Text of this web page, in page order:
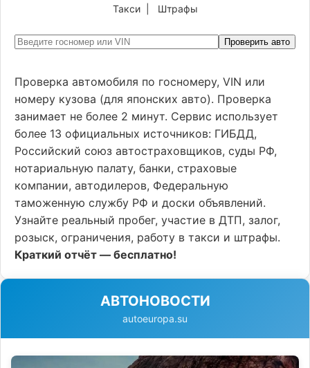
Такси| Штрафы
Проверить авто
Проверка автомобиля по госномеру, VIN или
номеру кузова (для японских авто). Проверка
занимает не более 2 минут. Сервис использует
более 13 официальных источников: ГИБДД,
Российский союз автостраховщиков, суды РФ,
нотариальную палату, банки, страховые
компании, автодилеров, Федеральную
таможенную службу РФ и доски объявлений.
Узнайте реальный пробег, участие в ДТП, залог,
розыск, ограничения, работу в такси и штрафы.
Краткий отчёт — бесплатно!
АВТОНОВОСТИ
autoeuropa.su